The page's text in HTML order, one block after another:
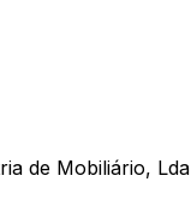
de Mobiliário, Lda